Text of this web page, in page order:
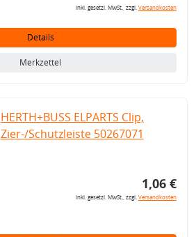
inkl. gesetzl. MwSt., zzgl.Versandkosten
Details
Merkzettel
HERTH+BUSS ELPARTS Clip,
Zier-/Schutzleiste 50267071
1,06 €
inkl. gesetzl. MwSt., zzgl.Versandkosten